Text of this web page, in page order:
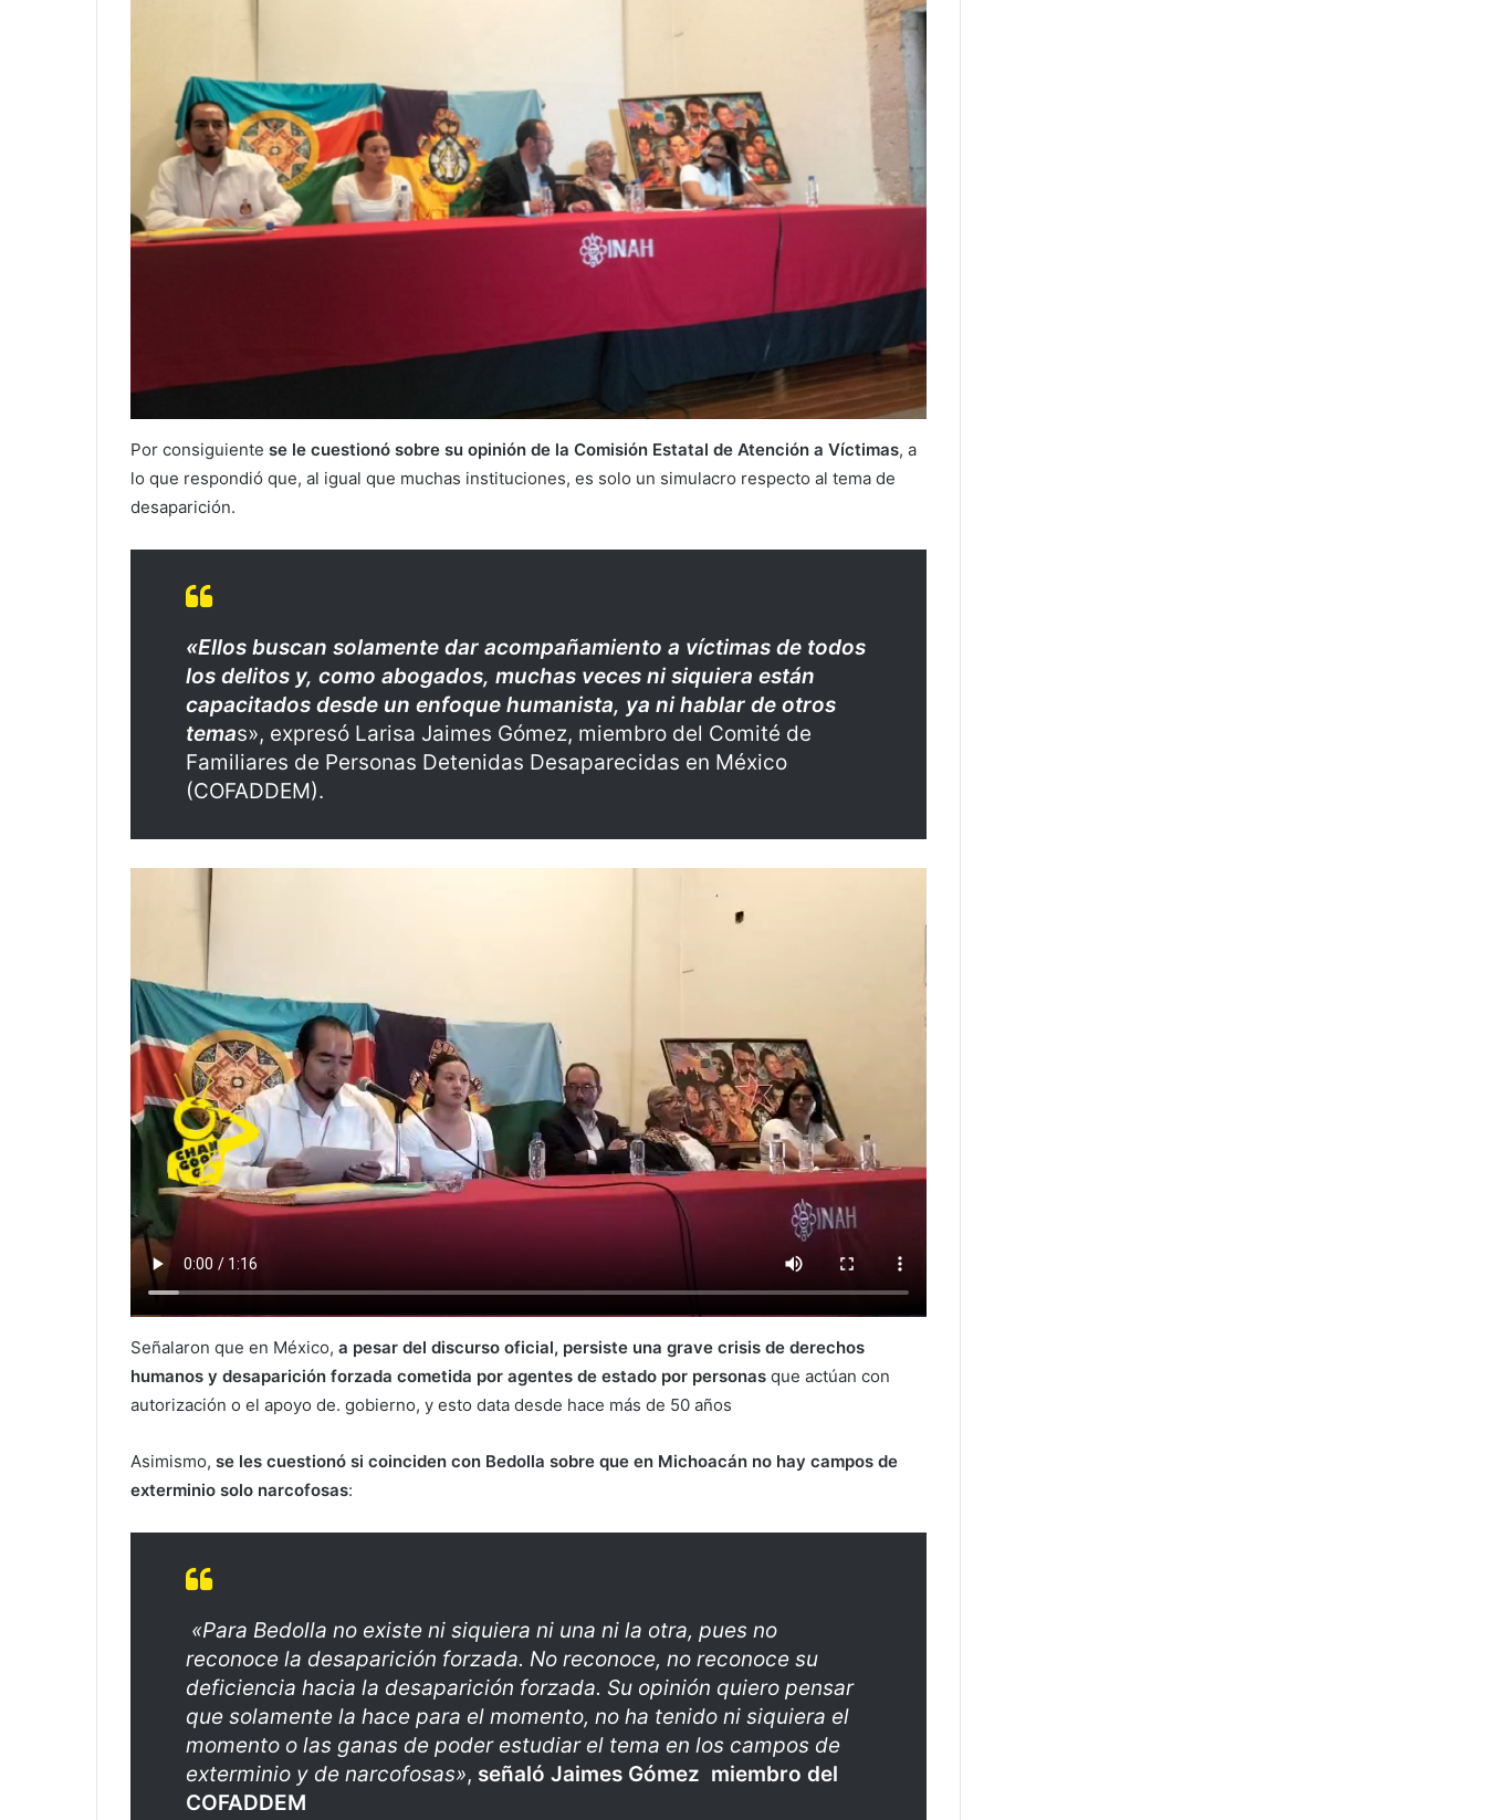
Por consiguiente se le cuestionó sobre su opinión de la Comisión Estatal de Atención a Víctimas, a
lo que respondió que, al igual que muchas instituciones, es solo un simulacro respecto al tema de
desaparición.
«Ellos buscan solamente dar acompañamiento a víctimas de todos
los delitos y, como abogados, muchas veces ni siquiera están
capacitados desde un enfoque humanista, ya ni hablar de otros
temas», expresó Larisa Jaimes Gómez, miembro del Comité de
Familiares de Personas Detenidas Desaparecidas en México
(COFADDEM).
Señalaron que en México, a pesar del discurso oficial, persiste una grave crisis de derechos
humanos y desaparición forzada cometida por agentes de estado por personas que actúan con
autorización o el apoyo de. gobierno, y esto data desde hace más de 50 años
Asimismo, se les cuestionó si coinciden con Bedolla sobre que en Michoacán no hay campos de
exterminio solo narcofosas:
«Para Bedolla no existe ni siquiera ni una ni la otra, pues no
reconoce la desaparición forzada. No reconoce, no reconoce su
deficiencia hacia la desaparición forzada. Su opinión quiero pensar
que solamente la hace para el momento, no ha tenido ni siquiera el
momento o las ganas de poder estudiar el tema en los campos de
exterminio y de narcofosas», señaló Jaimes Gómez miembro del
COFADDEM